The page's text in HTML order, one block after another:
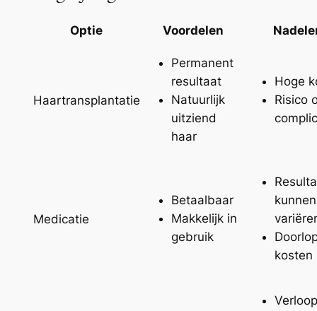
Optie Voordelen
Haartransplantatie
Permanent
resultaat
Natuurlijk
uitziend
haar
Hoge
Risico
Medicatie
Betaalbaar
Makkelijk in
gebruik
kunnen
kosten